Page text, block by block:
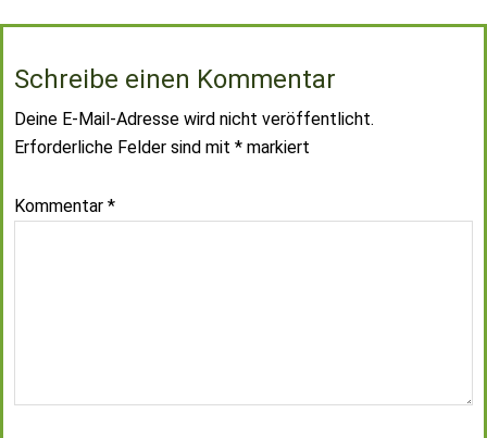
Schreibe einen Kommentar
Deine E-Mail-Adresse wird nicht veröffentlicht.
Erforderliche Felder sind mit * markiert
Kommentar *